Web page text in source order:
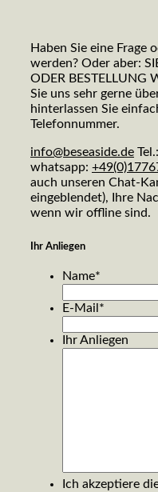
Haben Sie eine Frage
werden? Oder aber:
ODER BESTELLUNG
Sie uns sehr gerne
hinterlassen Sie
Telefonnummer.
info@beseaside.de Tel.:
whatsapp:
auch unseren Chat-
eingeblendet), Ihre
wenn wir offline sind.
Ihr Anliegen
Name*
E-Mail *
Ihr Anliegen
Ich akzeptiere